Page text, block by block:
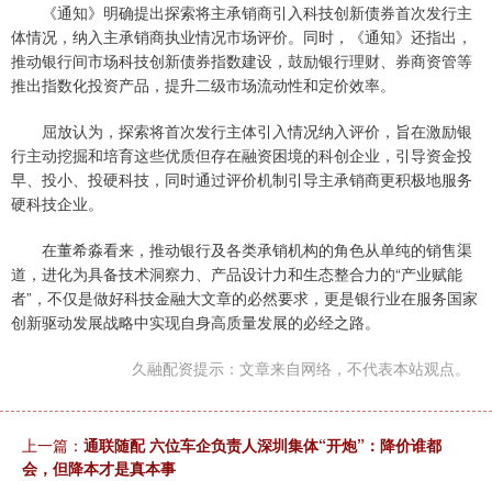
《通知》明确提出探索将主承销商引入科技创新债券首次发行主
体情况，纳入主承销商执业情况市场评价。同时，《通知》还指出，
推动银行间市场科技创新债券指数建设，鼓励银行理财、券商资管等
推出指数化投资产品，提升二级市场流动性和定价效率。
屈放认为，探索将首次发行主体引入情况纳入评价，旨在激励银
行主动挖掘和培育这些优质但存在融资困境的科创企业，引导资金投
早、投小、投硬科技，同时通过评价机制引导主承销商更积极地服务
硬科技企业。
在董希淼看来，推动银行及各类承销机构的角色从单纯的销售渠
道，进化为具备技术洞察力、产品设计力和生态整合力的“产业赋能
者”，不仅是做好科技金融大文章的必然要求，更是银行业在服务国家
创新驱动发展战略中实现自身高质量发展的必经之路。
久融配资提示：文章来自网络，不代表本站观点。
上一篇： 通联随配 六位车企负责人深圳集体“开炮”：降价谁都
会，但降本才是真本事